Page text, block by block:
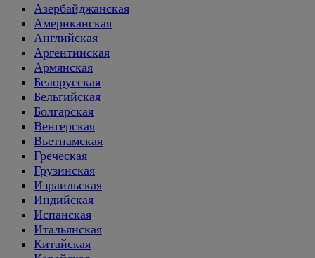
Азербайджанская
Американская
Английская
Аргентинская
Армянская
Белорусская
Бельгийская
Болгарская
Венгерская
Вьетнамская
Греческая
Грузинская
Израильская
Индийская
Испанская
Итальянская
Китайская